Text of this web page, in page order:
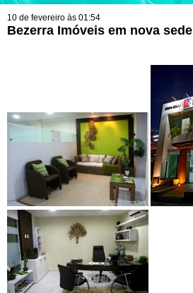
10 de fevereiro às 01:54
Bezerra Imóveis em nova sede